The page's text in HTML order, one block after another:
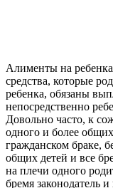
Алименты на
средства, которые
ребенка, обязаны
непосредственно
Довольно часто, к
одного и более
гражданском браке,
общих детей и все
на плечи одного
бремя законодатель